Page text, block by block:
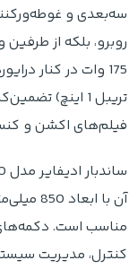
سه‌بعدی و
روبرو، بلکه از
تریبل 1 اینچ)
فیلم‌های اکشن و
مناسب است.
کنترل، مدیریت